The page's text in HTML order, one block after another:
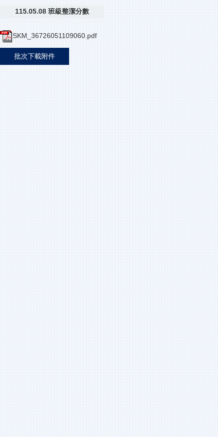
115.05.08 班級整潔分數
SKM_36726051109060.pdf
批次下載附件